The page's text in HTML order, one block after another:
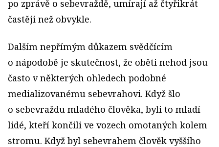
po zprávě o sebevraždě, umírají až čtyřikrát
častěji než obvykle.
Dalším nepřímým důkazem svědčícím
o nápodobě je skutečnost, že oběti nehod jsou
často v některých ohledech podobné
medializovanému sebevrahovi. Když šlo
o sebevraždu mladého člověka, byli to mladí
lidé, kteří končili ve vozech omotaných kolem
stromu. Když byl sebevrahem člověk vyššího